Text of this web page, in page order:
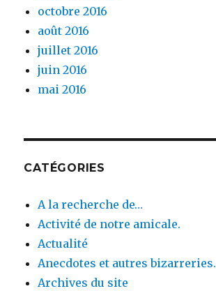
octobre 2016
août 2016
juillet 2016
juin 2016
mai 2016
CATÉGORIES
A la recherche de…
Activité de notre amicale.
Actualité
Anecdotes et autres bizarreries.
Archives du site